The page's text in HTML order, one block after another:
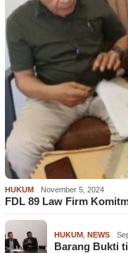
HUKUM November 5, 2024
FDL 89 Law Firm
HUKUM NEWS
Barang Bukti